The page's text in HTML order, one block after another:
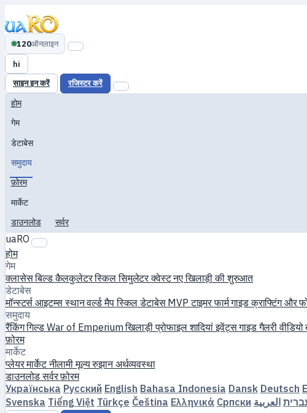
120ऑनलाइन
hi
साइन इन करें रजिस्टर करें
होम
गेम
डेटाबेस
समुदाय
फ़ोरम
मार्केट
डाउनलोड
सर्वर
uaRO
होम
गेम
क्लासेसबिल्ड कैलकुलेटरस्किल सिमुलेटरक्वेस्टनए खिलाड़ी की शुरुआत
डेटाबेस
मॉन्स्टर्सआइटम्सस्थानवर्ल्ड मैपस्किल डेटाबेस MVP टाइमरफार्म गाइडक्राफ्टिंग और
समुदाय
रैंकिंगगिल्ड War of Emperiumखिलाड़ी प्रोफाइलशादियांइवेंट्सगाइडगैलरीवीडियो
फ़ोरम
मार्केट
प्लेयर मार्केटनीलामीमूल्य रुझानअर्थव्यवस्था
डाउनलोडसर्वरफ़ोरम
Українська Русский English Bahasa Indonesia Dansk Deutsch
Svenska Tiếng Việt Türkçe Čeština Ελληνικά Српски العربية